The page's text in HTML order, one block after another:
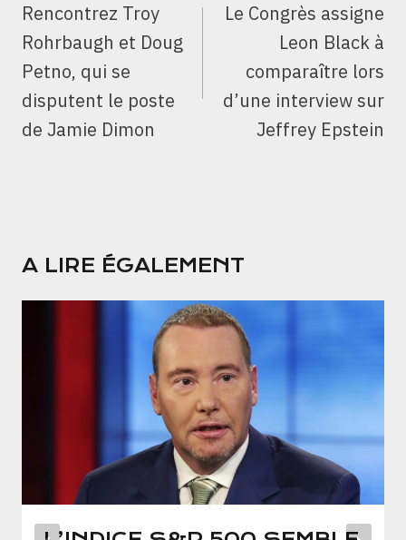
L’ARTICLE
Rencontrez Troy
Rohrbaugh et Doug
Petno, qui se
disputent le poste
de Jamie Dimon
Le Congrès assigne
Leon Black à
comparaître lors
d’une interview sur
Jeffrey Epstein
A LIRE ÉGALEMENT